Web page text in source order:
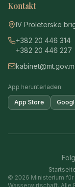
Kontakt
IV Proleterske
+382 20 446 314
+382 20 446 227
App herunterladen:
App Store
© 2026 Ministerium
Wasserwirtschaft. Alle